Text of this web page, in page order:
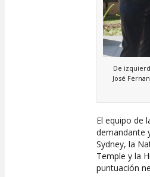
De
José
El equipo de
demandante
Sydney, la
Temple y la
puntuación